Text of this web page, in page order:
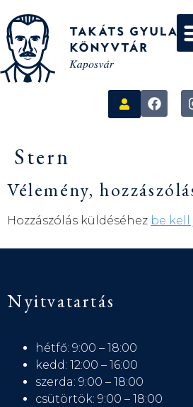
Stern
Vélemény,
Hozzászólás küldéséhez be
Nyitvatartás
hétfő: 9:00 – 18:00
kedd: 12:00 – 16:00
szerda: 9:00 – 18:00
csütörtök: 9:00 – 18:00